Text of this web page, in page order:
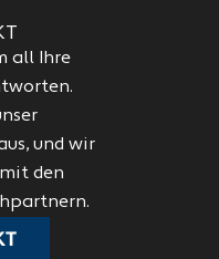
all Ihre
und wir
den